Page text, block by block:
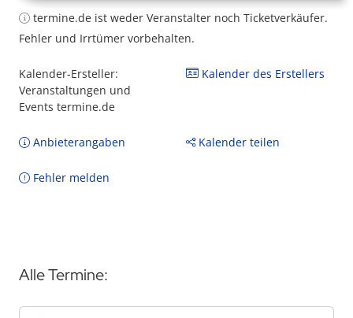
termine.de ist weder Veranstalter noch Ticketverkäufer.
Fehler und Irrtümer vorbehalten.
Kalender-Ersteller:
Veranstaltungen und
Events termine.de
Kalender des Erstellers
Anbieterangaben Kalender teilen
Fehler melden
Alle Termine: